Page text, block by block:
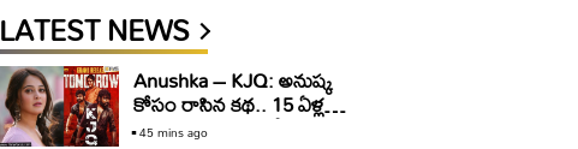
LATEST NEWS
Anushka – KJQ: అనుష్క
కోసం రాసిన కథ.. 15 ఏళ్ల
తర్వాత సినిమాగా రిలీజ్‌..
45 mins ago